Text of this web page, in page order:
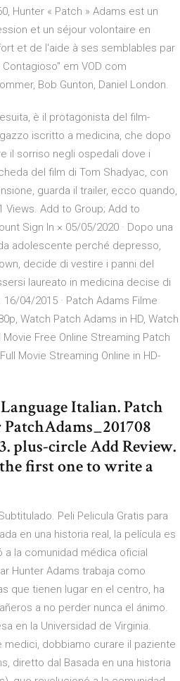
Hunter « Patch » Adams est un
et un séjour volontaire en
et de l'aide à ses semblables par
em VOD com
Bob Gunton, Daniel London.
è il protagonista del film-
iscritto a medicina, che dopo
il sorriso negli ospedali dove i
del film di Tom Shadyac, con
guarda il trailer, ecco quando,
Views. Add to Group; Add to
Sign In × 05/05/2020 · Dopo una
adolescente perché depresso,
decide di vestire i panni del
laureato in medicina decise di
04/2015 · Patch Adams Filme
Watch Patch Adams in HD, Watch
Free Online Streaming Patch
Movie Streaming Online in HD-
Italian. Patch
plus-circle Add Review.
first one to write a
Peli Pelicula Gratis para
en una historia real, la película es
a la comunidad médica oficial
Hunter Adams trabaja como
que tienen lugar en el centro, ha
a no perder nunca el ánimo.
en la Universidad de Virginia.
medici, dobbiamo curare il paziente
diretto dal Basada en una historia